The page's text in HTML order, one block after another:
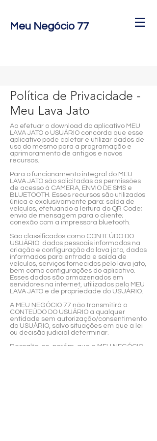
Meu Negócio 77
Política de Privacidade -
Meu Lava Jato
Ao efetuar o download do aplicativo MEU
LAVA JATO o USUÁRIO concorda que esse
aplicativo pode coletar e utilizar dados de
uso do mesmo para a programação e
aprimoramento de antigos e novos
recursos.
Para o funcionamento integral do MEU
LAVA JATO são solicitadas as permissões
de acesso à CAMERA, ENVIO DE SMS e
BLUETOOTH. Esses recursos são utilizados
única e exclusivamente para: saída de
veículos, efetuando a leitura do QR Code;
envio de mensagem para o cliente;
conexão com a impressora bluetooth.
São classificados como CONTEÚDO DO
USUÁRIO: dados pessoais informados na
criação e configuração do lava jato, dados
informados para entrada e saída de
veículos, serviços fornecidos pelo lava jato,
bem como configurações do aplicativo.
Esses dados são armazenados em
servidores na internet, utilizados pelo MEU
LAVA JATO e de propriedade do USUÁRIO.
A MEU NEGÓCIO 77 não transmitirá o
CONTEÚDO DO USUÁRIO a qualquer
entidade sem autorização/consentimento
do USUÁRIO, salvo situações em que a lei
ou decisão judicial determinar.
Ressalta-se, por fim, que a MEU NEGÓCIO